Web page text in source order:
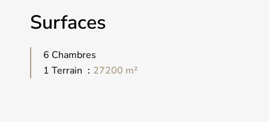
Surfaces
6 Chambres
1 Terrain
27200 m²